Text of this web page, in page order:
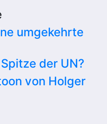
umgekehrte
der UN?
von Holger